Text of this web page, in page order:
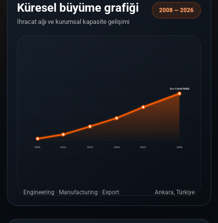
Küresel büyüme grafiği
İhracat ağı ve kurumsal kapasite gelişimi
2008 — 2026
2008 2012 2016 2020 2023 2026
33+ COUNTRIES
Engineering · Manufacturing · Export Ankara, Türkiye